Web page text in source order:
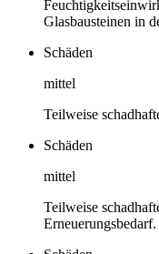
Glasbausteinen in
Schäden
mittel
Teilweise
Schäden
mittel
Teilweise
Erneuerungsbedarf.